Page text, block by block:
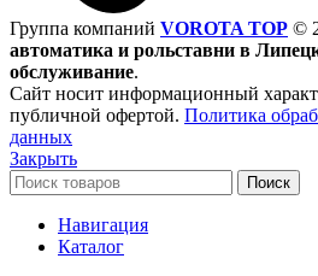
Группа компаний VOROTA TOP ©
автоматика и рольставни в
обслуживание.
Сайт носит информационный
публичной офертой. Политика
данных
Закрыть
Поиск
Навигация
Каталог